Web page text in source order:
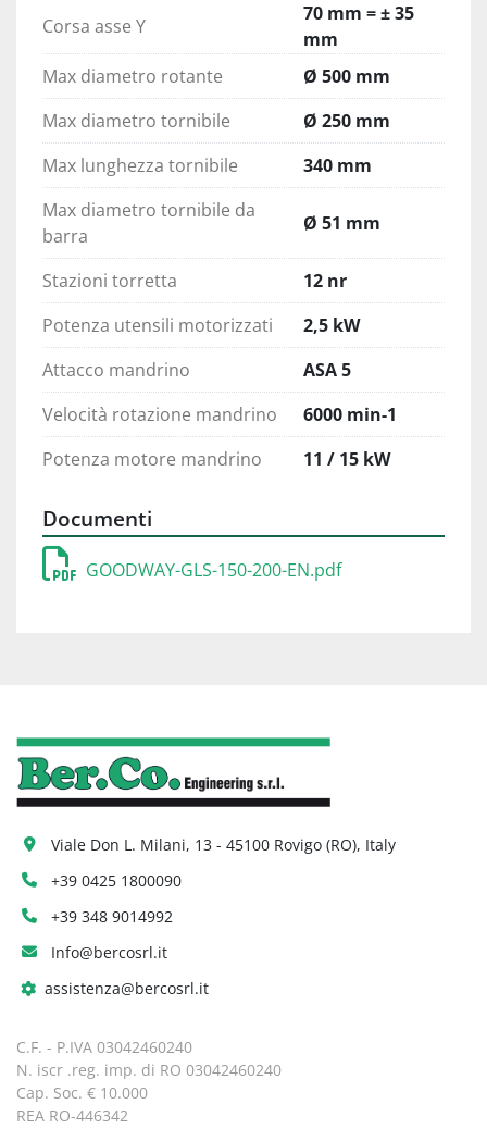
Corsa asse Y
70 mm = ± 35
mm
Max diametro rotante
Ø 500 mm
Max diametro tornibile
Ø 250 mm
Max lunghezza tornibile
340 mm
Max diametro tornibile da
barra
Ø 51 mm
Stazioni torretta
12 nr
Potenza utensili motorizzati
2,5 kW
Attacco mandrino
ASA 5
Velocità rotazione mandrino
6000 min-1
Potenza motore mandrino
11 / 15 kW
Documenti
GOODWAY-GLS-150-200-EN.pdf
Viale Don L. Milani, 13 - 45100 Rovigo (RO), Italy
+39 0425 1800090
+39 348 9014992
Info@bercosrl.it
assistenza@bercosrl.it
C.F. - P.IVA 03042460240
N. iscr .reg. imp. di RO 03042460240
Cap. Soc. € 10.000
REA RO-446342